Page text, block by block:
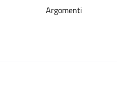
Argomenti